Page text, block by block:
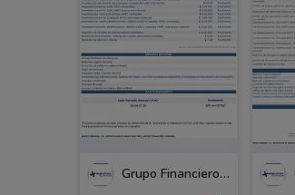
Grupo Financiero Inbursa